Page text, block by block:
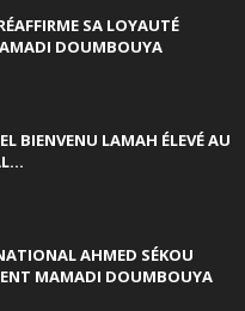
SA LOYAUTÉ
DOUMBOUYA
BIENVENU LAMAH ÉLEVÉ AU
AHMED SÉKOU
MAMADI DOUMBOUYA